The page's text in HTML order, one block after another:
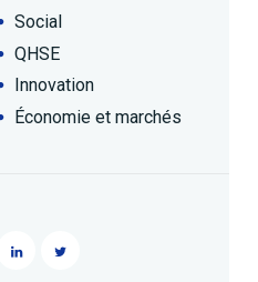
Social
QHSE
Innovation
Économie et marchés